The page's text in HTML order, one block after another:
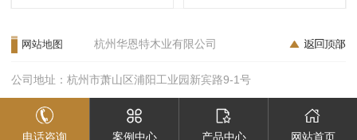
网站地图 杭州华恩特木业有限公司
公司地址：杭州市萧山区浦阳工业园新宾路9-1号
电话咨询 案例中心 产品中心 网站首页